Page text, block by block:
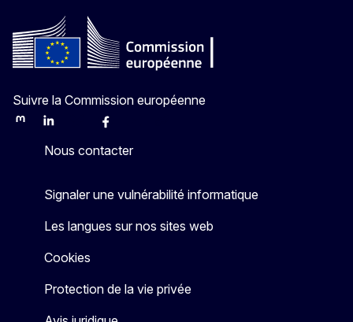
Suivre la Commission européenne
MastodonLinkedInBlueskyFacebook
Nous contacter
Signaler une vulnérabilité informatique
Les langues sur nos sites web
Cookies
Protection de la vie privée